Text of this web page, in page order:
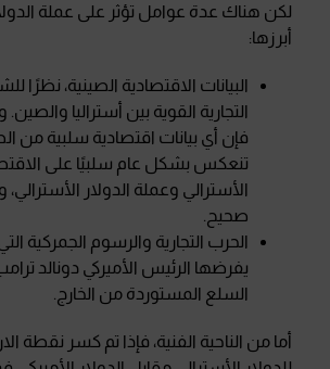
لكن هناك عدة عوامل تؤثر على عملة
أبرزها:
البيانات الاقتصادية الصينية، نظرًا
التجارية القوية بين أستراليا والصين.
فإن أي بيانات اقتصادية سلبية من
تنعكس بشكل عام سلبيًا على
الأسترالي وعملة الدولار
صحيح.
الحرب التجارية والرسوم الجمركية
يفرضها الرئيس الأميركي دونالد
السلع المستوردة من الخارج.